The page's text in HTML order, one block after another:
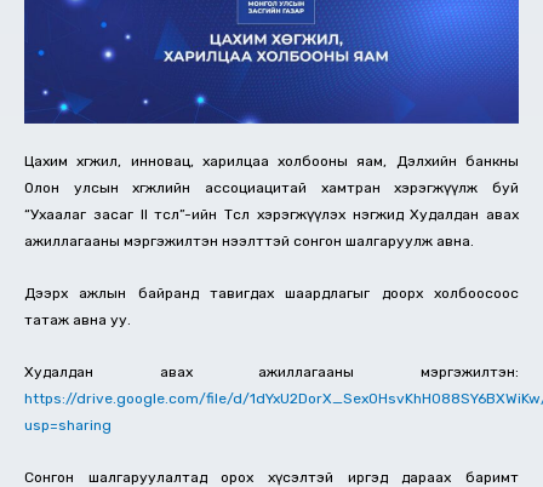
Цахим хөгжил, инновац, харилцаа холбооны яам, Дэлхийн банкны
Олон улсын хөгжлийн ассоциацитай хамтран хэрэгжүүлж буй
“Ухаалаг засаг II төсөл”-ийн Төсөл хэрэгжүүлэх нэгжид Худалдан авах
ажиллагааны мэргэжилтэн нээлттэй сонгон шалгаруулж авна.
Дээрх ажлын байранд тавигдах шаардлагыг доорх холбоосоос
татаж авна уу.
Худалдан авах ажиллагааны мэргэжилтэн:
https://drive.google.com/file/d/
usp=sharing
Сонгон шалгаруулалтад орох хүсэлтэй иргэд дараах баримт